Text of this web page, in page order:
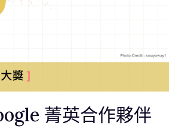
菁英合作夥伴